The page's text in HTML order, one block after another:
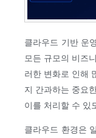
클라우드 기반 운
모든 규모의 비즈
러한 변화로 인해
지 간과하는 중요
이를 처리할 수 있
클라우드 환경은